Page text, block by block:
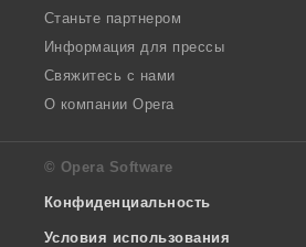
Станьте партнером
Информация для прессы
Свяжитесь с нами
О компании Opera
© Opera Software
Конфиденциальность
Условия использования